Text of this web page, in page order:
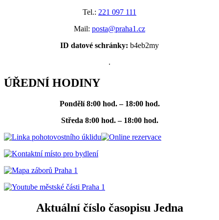
Tel.: 221 097 111
Mail: posta@praha1.cz
ID datové schránky: b4eb2my
.
ÚŘEDNÍ HODINY
Pondělí 8:00 hod. – 18:00 hod.
Středa 8:00 hod. – 18:00 hod.
Aktuální číslo časopisu Jedna